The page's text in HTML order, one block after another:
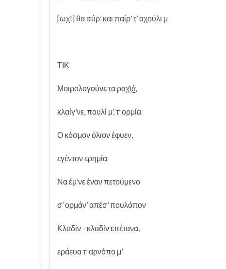
[ωχ!] θα σύρ’ και παίρ’ τ’ αχούλι μ
ΤΙΚ
Μοιρολογούνε τα ραχ̌ι͜ά,
κλαίγ’νε, πουλί μ’, τ’ ορμία
Ο κόσμον όλιον έφυεν,
εγέντον ερημία
Να έμ’νε έναν πετούμενο
σ’ ορμάν’ απέσ’ πουλόπον
Κλαδίν - κλαδίν επέτανα,
εράευα τ’ αρνόπο μ’